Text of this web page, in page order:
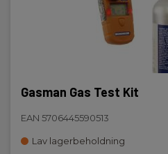
Gasman Gas Test Kit
EAN 5706445590513
Lav lagerbeholdning